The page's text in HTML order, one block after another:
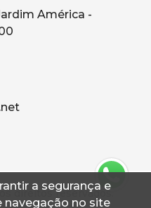
a segurança e
navegação no site
América -
direitos reservados.